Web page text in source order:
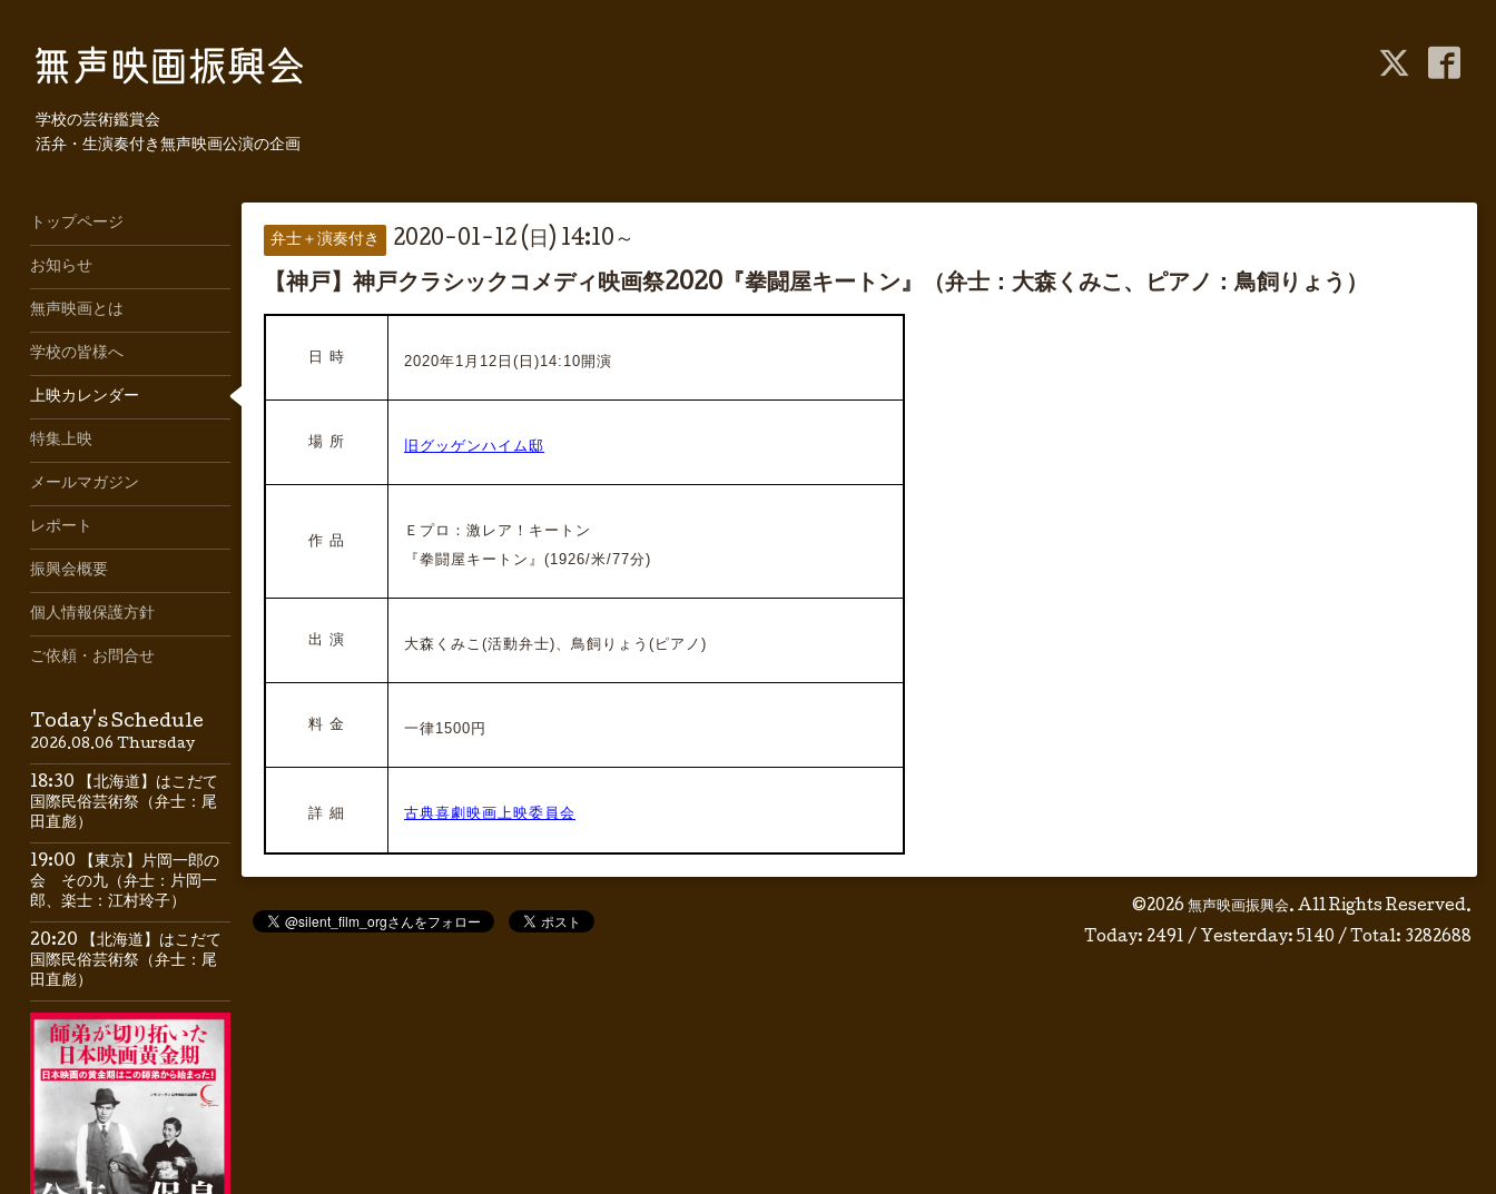
学校の芸術鑑賞会
活弁・生演奏付き無声映画公演の企画
弁士＋演奏付き 2020-01-12 (日) 14:10～
【神戸】神戸クラシックコメディ映画祭2020『拳闘屋キートン』（弁士：大森くみこ、ピアノ：鳥飼りょう）
日 時 2020年1月12日(日)14:10開演
場 所 旧グッゲンハイム邸
作 品
Ｅプロ：激レア！キートン
『拳闘屋キートン』(1926/米/77分)
出 演 大森くみこ(活動弁士)、鳥飼りょう( ピアノ)
料 金 一律1500円
詳 細 古典喜劇映画上映委員会
©2026 無声映画振興会. All Rights Reserved.
Today: 2491 / Yesterday: 5140 / Total: 3282688
トップページ
お知らせ
無声映画とは
学校の皆様へ
上映カレンダー
特集上映
メールマガジン
レポート
振興会概要
個人情報保護方針
ご依頼・お問合せ
Today's Schedule
2026.08.06 Thursday
18:30 【北海道】はこだて
国際民俗芸術祭（弁士：尾
田直彪）
19:00 【東京】片岡一郎の
会 その九（弁士：片岡一
郎、楽士：江村玲子）
20:20 【北海道】はこだて
国際民俗芸術祭（弁士：尾
田直彪）